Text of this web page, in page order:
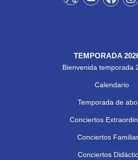
TEMPORADA
Bienvenida temporada
Calendario
Temporada de
Conciertos
Conciertos
Conciertos